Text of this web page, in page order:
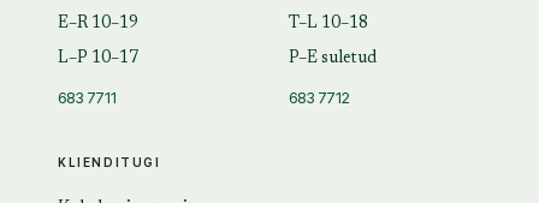
KLIENDITUGI
E–R 10–19
L–P 10–17
683 7711
T–L 10–18
P–E suletud
683 7712